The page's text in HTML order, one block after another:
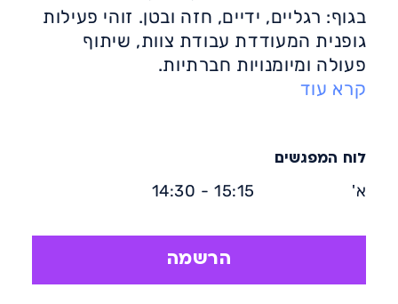
בגוף: רגליים, ידיים, חזה ובטן. זוהי פעילות
גופנית המעודדת עבודת צוות, שיתוף
פעולה ומיומנויות חברתיות.
אימון כדורגל, הן במסגרת תחרותית או
הגילים ולכל הרמות.
יתרונות הכדורגל: פעילות גופנית אירובית
העצמי, פיתוח האינטראקציות החברתיות.
קרא עוד
הרשמה
לוח המפגשים
א' 15:15 - 14:30